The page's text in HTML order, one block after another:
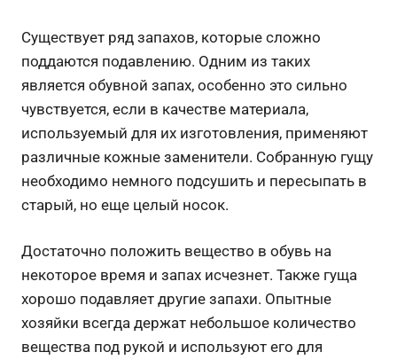
Существует ряд запахов, которые сложно
поддаются подавлению. Одним из таких
является обувной запах, особенно это сильно
чувствуется, если в качестве материала,
используемый для их изготовления, применяют
различные кожные заменители. Собранную гущу
необходимо немного подсушить и пересыпать в
старый, но еще целый носок.
Достаточно положить вещество в обувь на
некоторое время и запах исчезнет. Также гуща
хорошо подавляет другие запахи. Опытные
хозяйки всегда держат небольшое количество
вещества под рукой и используют его для